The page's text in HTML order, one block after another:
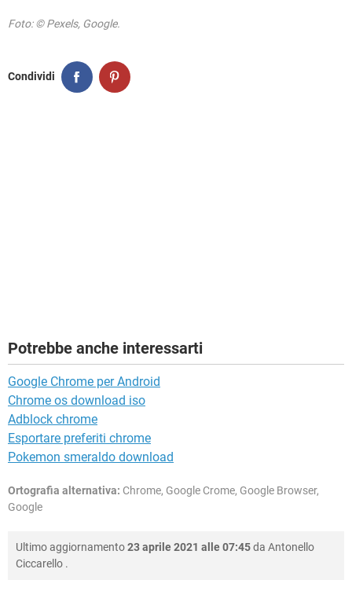
Foto: © Pexels, Google.
Condividi
Potrebbe anche interessarti
Google Chrome per Android
Chrome os download iso
Adblock chrome
Esportare preferiti chrome
Pokemon smeraldo download
Ortografia alternativa: Chrome, Google Crome, Google Browser,
Google
Ultimo aggiornamento23 aprile 2021 alle 07:45da Antonello
Ciccarello .